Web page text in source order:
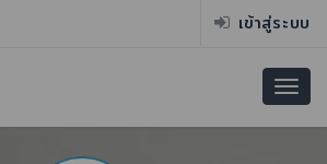
เข้าสู่ระบบ